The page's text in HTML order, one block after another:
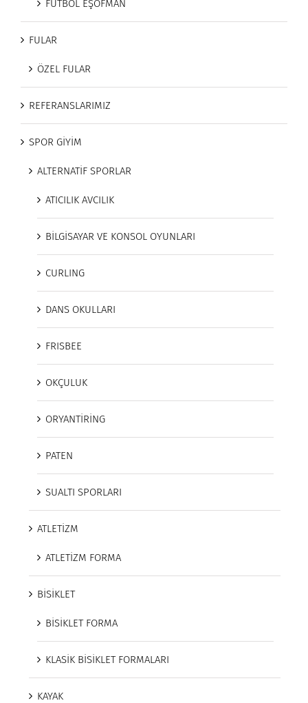
FUTBOL EŞOFMAN
FULAR
ÖZEL FULAR
REFERANSLARIMIZ
SPOR GİYİM
ALTERNATİF SPORLAR
ATICILIK AVCILIK
BİLGİSAYAR VE KONSOL OYUNLARI
CURLING
DANS OKULLARI
FRISBEE
OKÇULUK
ORYANTİRİNG
PATEN
SUALTI SPORLARI
ATLETİZM
ATLETİZM FORMA
BİSİKLET
BİSİKLET FORMA
KLASİK BİSİKLET FORMALARI
KAYAK